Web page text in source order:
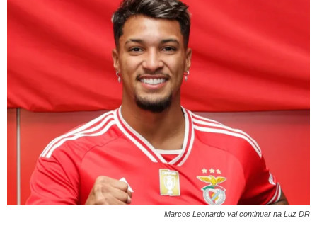
Marcos Leonardo vai continuar na Luz DR